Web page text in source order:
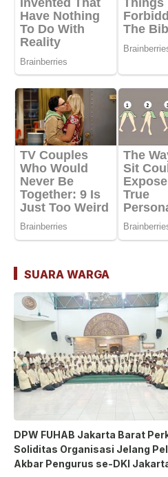
SUARA WARGA
DPW FUHAB Jakarta Barat
Soliditas Organisasi Jelang
Akbar Pengurus se-DKI